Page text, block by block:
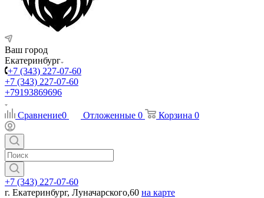
Ваш город
Екатеринбург
+7 (343) 227-07-60
+7 (343) 227-07-60
+79193869696
Сравнение0 Отложенные 0 Корзина 0
+7 (343) 227-07-60
г. Екатеринбург, Луначарского,60 на карте